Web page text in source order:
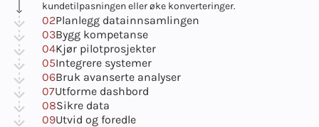
kundetilpasningen eller øke konverteringer.
02Planlegg datainnsamlingen
03Bygg kompetanse
04Kjør pilotprosjekter
05Integrere systemer
06Bruk avanserte analyser
07Utforme dashbord
08Sikre data
09Utvid og foredle